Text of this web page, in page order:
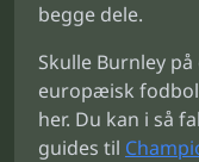
begge dele.
Skulle Burnley
europæisk
her. Du kan i så
guides til